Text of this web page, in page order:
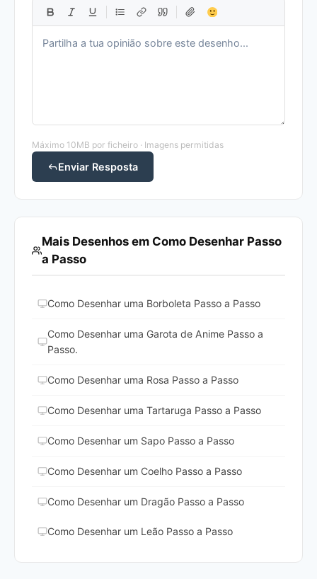
Máximo 10MB por ficheiro · Imagens permitidas
Enviar Resposta
Mais Desenhos em Como Desenhar Passo
a Passo
Como Desenhar uma Borboleta Passo a Passo
Como Desenhar uma Garota de Anime Passo a
Passo.
Como Desenhar uma Rosa Passo a Passo
Como Desenhar uma Tartaruga Passo a Passo
Como Desenhar um Sapo Passo a Passo
Como Desenhar um Coelho Passo a Passo
Como Desenhar um Dragão Passo a Passo
Como Desenhar um Leão Passo a Passo